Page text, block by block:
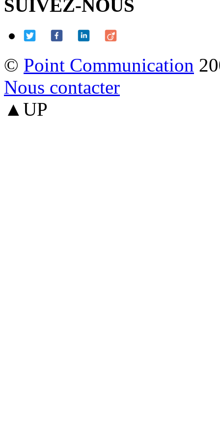
SUIVEZ-NOUS
© Point Communication
Nous contacter
▲UP